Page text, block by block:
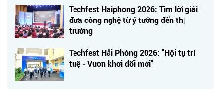
Techfest Haiphong 2026: Tìm lời giải
đưa công nghệ từ ý tưởng đến thị
trường
Techfest Hải Phòng 2026: "Hội tụ trí
tuệ - Vươn khơi đổi mới"